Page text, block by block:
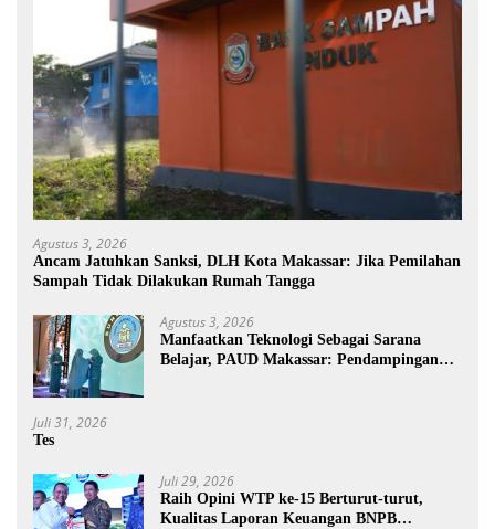
Agustus 3, 2026
Ancam Jatuhkan Sanksi, DLH Kota Makassar: Jika Pemilahan
Sampah Tidak Dilakukan Rumah Tangga
Agustus 3, 2026
Manfaatkan Teknologi Sebagai Sarana
Belajar, PAUD Makassar: Pendampingan
Juli 31, 2026
Tes
Juli 29, 2026
Raih Opini WTP ke-15 Berturut-turut,
Kualitas Laporan Keuangan BNPB